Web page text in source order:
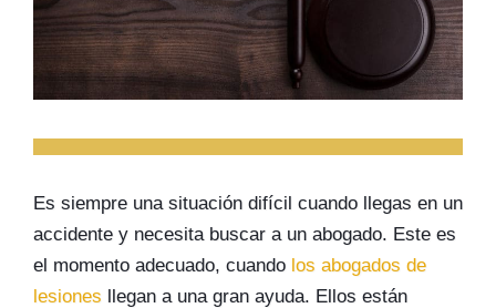
Es siempre una situación difícil cuando llegas en un
accidente y necesita buscar a un abogado. Este es
el momento adecuado, cuando los abogados de
lesiones llegan a una gran ayuda. Ellos están